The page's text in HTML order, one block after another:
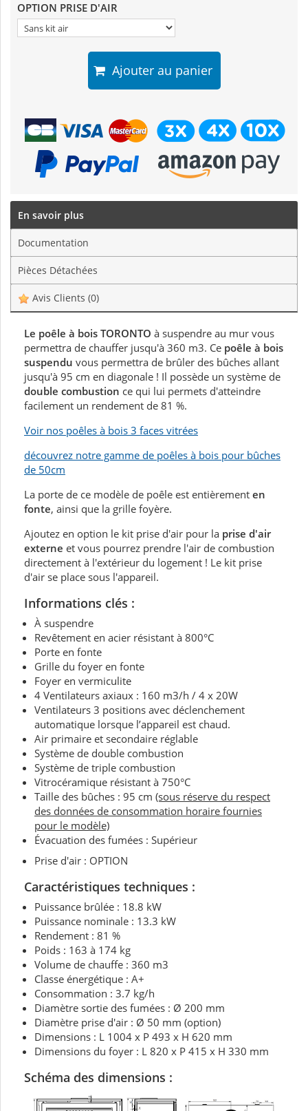
OPTION PRISE D'AIR
Ajouter au panier
En savoir plus
Documentation
Pièces Détachées
Avis Clients (0)
Le poêle à bois TORONTO à suspendre au mur vous
permettra de chauffer jusqu'à 360 m3. Ce poêle à bois
suspendu vous permettra de brûler des bûches allant
jusqu'à 95 cm en diagonale ! Il possède un système de
double combustion ce qui lui permets d'atteindre
facilement un rendement de 81 %.
Voir nos poêles à bois 3 faces vitrées
découvrez notre gamme de poêles à bois pour bûches
de 50cm
La porte de ce modèle de poêle est entièrement en
fonte, ainsi que la grille foyère.
Ajoutez en option le kit prise d'air pour la prise d'air
externe et vous pourrez prendre l'air de combustion
directement à l'extérieur du logement ! Le kit prise
d'air se place sous l'appareil.
Informations clés :
À suspendre
Revêtement en acier résistant à 800°C
Porte en fonte
Grille du foyer en fonte
Foyer en vermiculite
4 Ventilateurs axiaux : 160 m3/h / 4 x 20W
Ventilateurs 3 positions avec déclenchement
automatique lorsque l’appareil est chaud.
Air primaire et secondaire réglable
Système de double combustion
Système de triple combustion
Vitrocéramique résistant à 750°C
Taille des bûches : 95 cm (sous réserve du respect
des données de consommation horaire fournies
pour le modèle)
Évacuation des fumées : Supérieur
Prise d'air : OPTION
Caractéristiques techniques :
Puissance brûlée : 18.8 kW
Puissance nominale : 13.3 kW
Rendement : 81 %
Poids : 163 à 174 kg
Volume de chauffe : 360 m3
Classe énergétique : A+
Consommation : 3.7 kg/h
Diamètre sortie des fumées : Ø 200 mm
Diamètre prise d'air : Ø 50 mm (option)
Dimensions : L 1004 x P 493 x H 620 mm
Dimensions du foyer : L 820 x P 415 x H 330 mm
Schéma des dimensions :